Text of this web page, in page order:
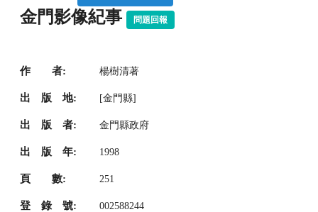
金門影像紀事 問題回報
作 者: 楊樹清著
出 版 地: [金門縣]
出 版 者: 金門縣政府
出 版 年: 1998
頁 數: 251
登 錄 號: 002588244